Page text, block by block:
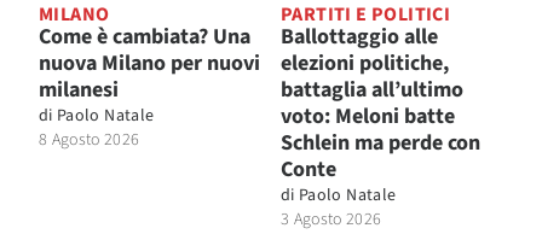
MILANO
Come è cambiata? Una
nuova Milano per nuovi
milanesi
di Paolo Natale
8 Agosto 2026
PARTITI E POLITICI
Ballottaggio alle
elezioni politiche,
battaglia all’ultimo
voto: Meloni batte
Schlein ma perde con
Conte
di Paolo Natale
3 Agosto 2026